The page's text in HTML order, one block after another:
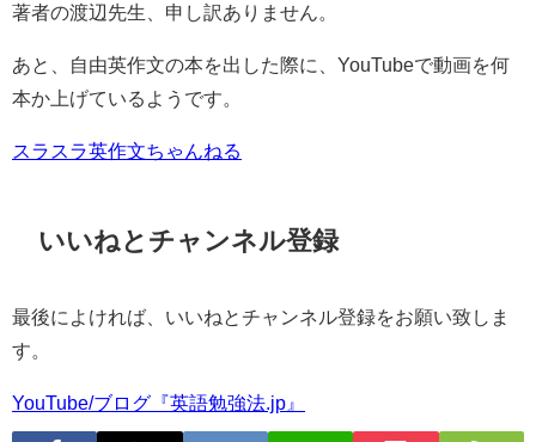
著者の渡辺先生、申し訳ありません。
あと、自由英作文の本を出した際に、YouTubeで動画を何
本か上げているようです。
スラスラ英作文ちゃんねる
いいねとチャンネル登録
最後によければ、いいねとチャンネル登録をお願い致しま
す。
YouTube/ブログ『英語勉強法.jp』